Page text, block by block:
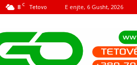
8 C Tetovo E enjte, 6 Gusht, 2026